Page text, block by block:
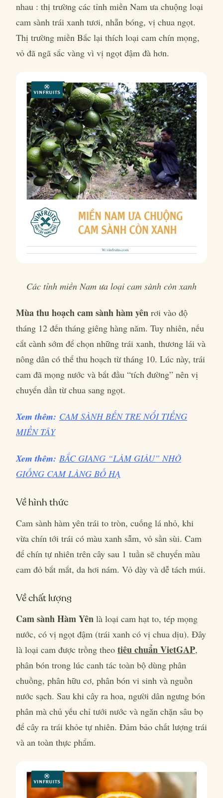
nhau : thị trường các tỉnh miền Nam ưa chuộng loại
cam sành trái xanh tươi, nhẵn bóng, vị chua ngọt.
Thị trường miền Bắc lại thích loại cam chín mọng,
vỏ đã ngã sắc vàng vì vị ngọt đậm đà hơn.
Các tỉnh miền Nam ưa loại cam sành còn xanh
Mùa thu hoạch cam sành hàm yên rơi vào độ
tháng 12 đến tháng giêng hàng năm. Tuy nhiên, nếu
cắt cành sớm để chọn những trái xanh, thương lái và
nông dân có thể thu hoạch từ tháng 10. Lúc này, trái
cam đã mọng nước và bắt đầu “tích đường” nên vị
chuyển dần từ chua sang ngọt.
Xem thêm: CAM SÀNH BẾN TRE NỔI TIẾNG
MIỀN TÂY
Xem thêm: BẮC GIANG “LÀM GIÀU” NHỜ
GIỐNG CAM LÀNG BỐ HẠ
Về hình thức
Cam sành hàm yên trái to tròn, cuống lá nhỏ, khi
vừa chín tới trái có màu xanh sẫm, vỏ sần sùi. Cam
để chín tự nhiên trên cây sau 1 tuần sẽ chuyển màu
cam đỏ bắt mắt, da hơi nám. Vỏ dày và dễ tách múi.
Về chất lượng
Cam sành Hàm Yên là loại cam hạt to, tép mọng
nước, có vị ngọt đậm (trái xanh có vị chua dịu). Đây
là loại cam được trồng theo tiêu chuẩn VietGAP,
phân bón trong lúc canh tác toàn bộ dùng phân
chuồng, phân hữu cơ, phân bón vi sinh và nguồn
nước sạch. Sau khi cây ra hoa, người dân ngưng bón
phân mà chủ yếu chỉ tưới nước và ngăn chặn sâu bọ
để cây ra trái khỏe tự nhiên. Đảm bảo chất lượng trái
và an toàn thực phẩm.